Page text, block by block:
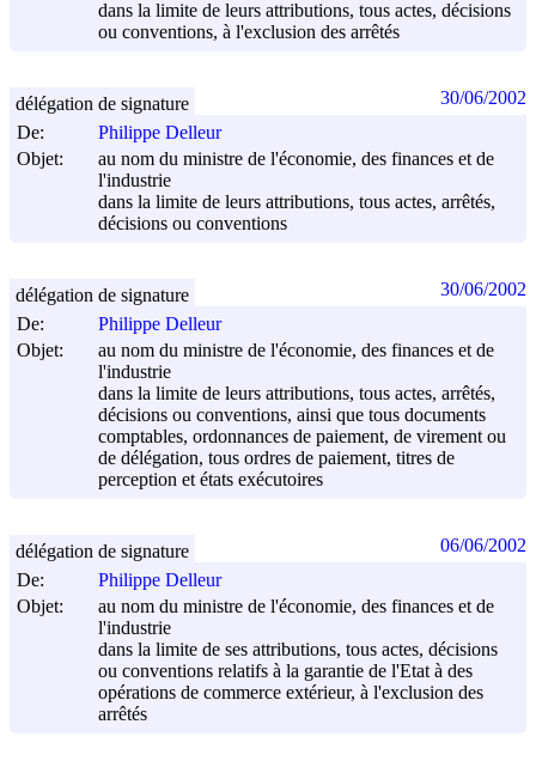
dans la limite de leurs attributions, tous actes, décisions
ou conventions, à l'exclusion des arrêtés
De:
Philippe Delleur
Objet:
au nom du ministre de l'économie, des finances et de
l'industrie
dans la limite de leurs attributions, tous actes, arrêtés,
décisions ou conventions
délégation de signature 30/06/2002
De:
Philippe Delleur
Objet:
au nom du ministre de l'économie, des finances et de
l'industrie
dans la limite de leurs attributions, tous actes, arrêtés,
décisions ou conventions, ainsi que tous documents
comptables, ordonnances de paiement, de virement ou
de délégation, tous ordres de paiement, titres de
perception et états exécutoires
délégation de signature 30/06/2002
De:
Philippe Delleur
Objet:
au nom du ministre de l'économie, des finances et de
l'industrie
dans la limite de ses attributions, tous actes, décisions
ou conventions relatifs à la garantie de l'Etat à des
opérations de commerce extérieur, à l'exclusion des
arrêtés
délégation de signature 06/06/2002